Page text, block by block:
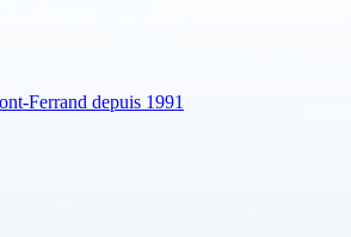
Ferrand depuis 1991